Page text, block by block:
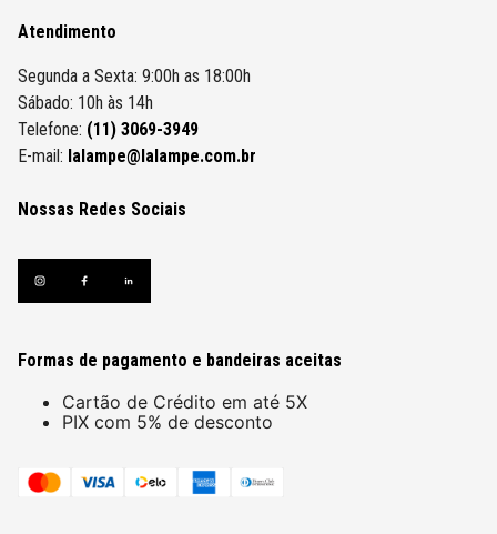
Atendimento
Segunda a Sexta: 9:00h as 18:00h
Sábado: 10h às 14h
Telefone: (11) 3069-3949
E-mail: lalampe@lalampe.com.br
Nossas Redes Sociais
Formas de pagamento e bandeiras aceitas
Cartão de Crédito em até 5X
PIX com 5% de desconto